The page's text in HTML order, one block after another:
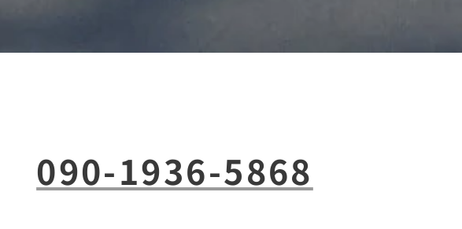
090-1936-5868